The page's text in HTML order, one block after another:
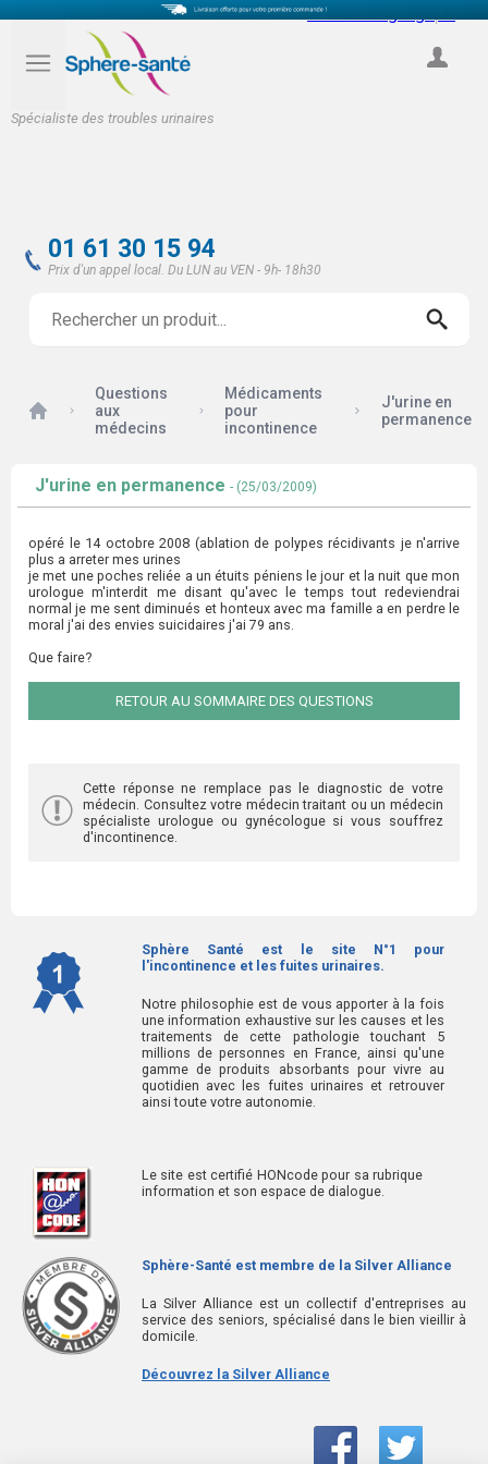
Spécialiste des troubles urinaires
Select Language
01 61 30 15 94
Prix d'un appel local. Du LUN au VEN - 9h- 18h30
Accueil
Questions
aux
médecins
Médicaments
pour
incontinence
J'urine en
permanence
J'urine en permanence - (25/03/2009)
opéré le 14 octobre 2008 (ablation de polypes récidivants je n'arrive
plus a arreter mes urines
je met une poches reliée a un étuits péniens le jour et la nuit que mon
urologue m'interdit me disant qu'avec le temps tout redeviendrai
normal je me sent diminués et honteux avec ma famille a en perdre le
moral j'ai des envies suicidaires j'ai 79 ans.
Que faire?
RETOUR AU SOMMAIRE DES QUESTIONS
Cette réponse ne remplace pas le diagnostic de votre
médecin. Consultez votre médecin traitant ou un médecin
spécialiste urologue ou gynécologue si vous souffrez
d'incontinence.
Sphère Santé est le site N°1 pour
l'incontinence et les fuites urinaires.
Notre philosophie est de vous apporter à la fois
une information exhaustive sur les causes et les
traitements de cette pathologie touchant 5
millions de personnes en France, ainsi qu'une
gamme de produits absorbants pour vivre au
quotidien avec les fuites urinaires et retrouver
ainsi toute votre autonomie.
Le site est certifié HONcode pour sa rubrique
information et son espace de dialogue.
Sphère-Santé est membre de la Silver Alliance
La Silver Alliance est un collectif d'entreprises au
service des seniors, spécialisé dans le bien vieillir à
domicile.
Découvrez la Silver Alliance